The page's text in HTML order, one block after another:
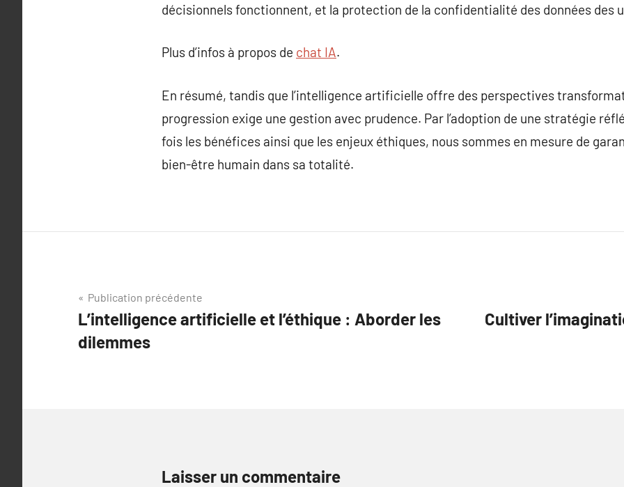
décisionnels fonctionnent, et la protection de la confidentialité des données des
Plus d’infos à propos de chat IA.
En résumé, tandis que l’intelligence artificielle offre des perspectives
progression exige une gestion avec prudence. Par l’adoption de une stratégie
fois les bénéfices ainsi que les enjeux éthiques, nous sommes en mesure de
bien-être humain dans sa totalité.
Navigation
de
l’article
Publication précédente
L’intelligence artificielle et l’éthique : Aborder les
dilemmes
Cultiver
Laisser un commentaire